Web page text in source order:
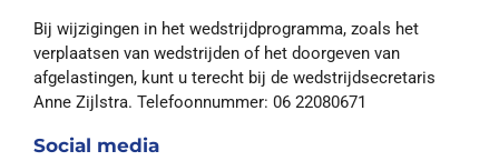
Bij wijzigingen in het wedstrijdprogramma, zoals het
verplaatsen van wedstrijden of het doorgeven van
afgelastingen, kunt u terecht bij de wedstrijdsecretaris
Anne Zijlstra. Telefoonnummer: 06 22080671
Social media